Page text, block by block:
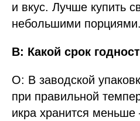
и вкус. Лучше купить
небольшими порциями.
В: Какой срок
О: В заводской
при правильной
икра хранится